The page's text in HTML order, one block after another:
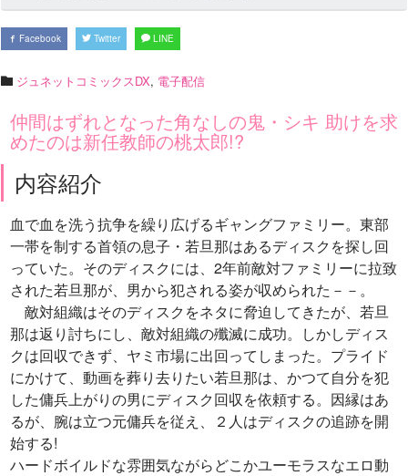
Facebook Twitter LINE
ジュネットコミックスDX, 電子配信
仲間はずれとなった角なしの鬼・シキ 助けを求
めたのは新任教師の桃太郎!?
内容紹介
血で血を洗う抗争を繰り広げるギャングファミリー。東部
一帯を制する首領の息子・若旦那はあるディスクを探し回
っていた。そのディスクには、2年前敵対ファミリーに拉致
された若旦那が、男から犯される姿が収められた－－。
敵対組織はそのディスクをネタに脅迫してきたが、若旦
那は返り討ちにし、敵対組織の殲滅に成功。しかしディス
クは回収できず、ヤミ市場に出回ってしまった。プライド
にかけて、動画を葬り去りたい若旦那は、かつて自分を犯
した傭兵上がりの男にディスク回収を依頼する。因縁はあ
るが、腕は立つ元傭兵を従え、２人はディスクの追跡を開
始する!
ハードボイルドな雰囲気ながらどこかユーモラスなエロ動